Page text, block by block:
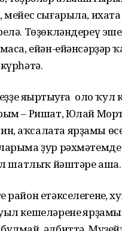
сығарыла, ихата
Төҙөкләндереү
ейән-ейәнсәрҙәр
яңыртыуға оло ҡул
– Ришат, Юлай
аҡсалата ярҙамы
ҙур рәхмәтемде
шатлыҡ йәштәре аша.
етәкселегенең,
кешеләренең